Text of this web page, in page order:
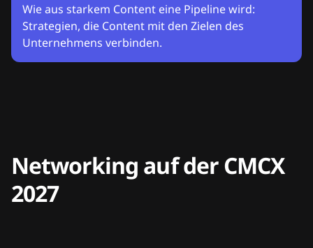
Wie aus starkem Content eine Pipeline wird:
Strategien, die Content mit den Zielen des
Unternehmens verbinden.
Networking auf der CMCX
2027